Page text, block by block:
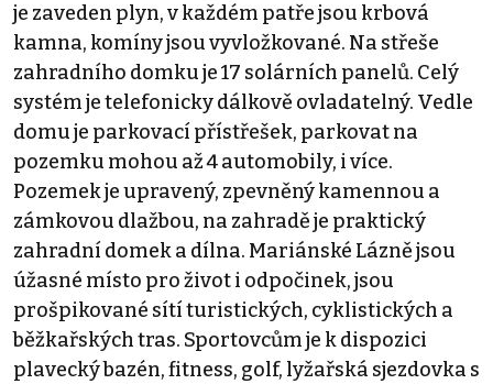
je zaveden plyn, v každém patře jsou krbová
kamna, komíny jsou vyvložkované. Na střeše
zahradního domku je 17 solárních panelů. Celý
systém je telefonicky dálkově ovladatelný. Vedle
domu je parkovací přístřešek, parkovat na
pozemku mohou až 4 automobily, i více.
Pozemek je upravený, zpevněný kamennou a
zámkovou dlažbou, na zahradě je praktický
zahradní domek a dílna. Mariánské Lázně jsou
úžasné místo pro život i odpočinek, jsou
prošpikované sítí turistických, cyklistických a
běžkařských tras. Sportovcům je k dispozici
plavecký bazén, fitness, golf, lyžařská sjezdovka s